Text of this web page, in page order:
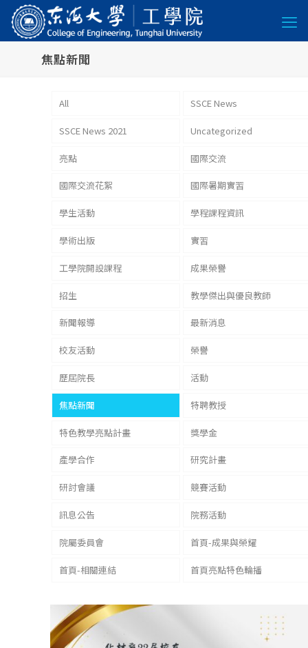
焦點新聞
All SSCE News
SSCE News 2021 Uncategorized
亮點 國際交流
國際交流花絮 國際暑期實習
學生活動 學程課程資訊
學術出版 實習
工學院開設課程 成果榮譽
招生 教學傑出與優良教師
新聞報導 最新消息
校友活動 榮譽
歷屆院長 活動
焦點新聞 特聘教授
特色教學亮點計畫 獎學金
產學合作 研究計畫
研討會議 競賽活動
訊息公告 院務活動
院屬委員會 首頁-成果與榮耀
首頁-相關連結 首頁亮點特色輪播